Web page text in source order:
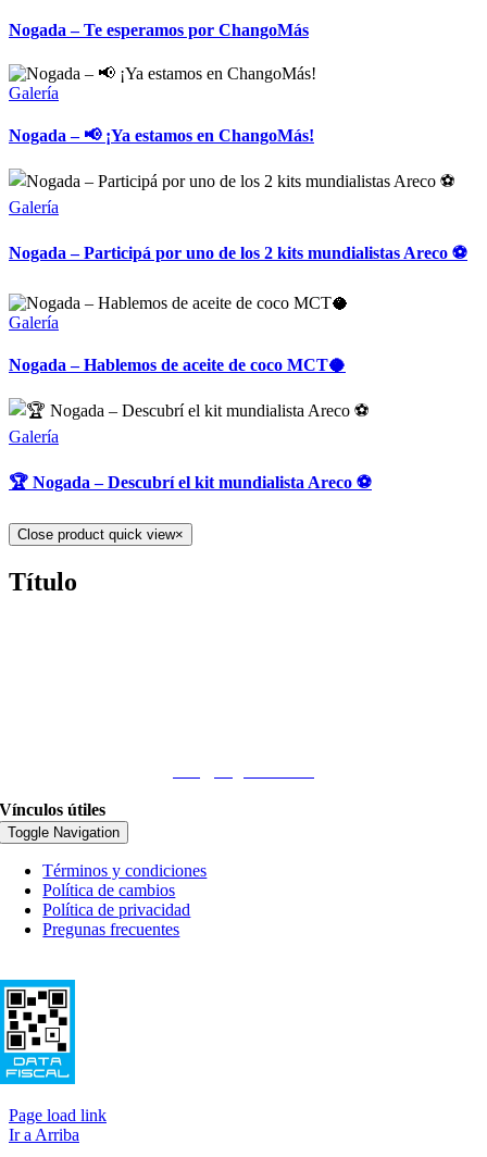
Nogada – Te esperamos por ChangoMás
Galería
Nogada – 📢 ¡Ya estamos en ChangoMás!
Galería
Nogada – Participá por uno de los 2 kits mundialistas Areco ⚽
Galería
Nogada – Hablemos de aceite de coco MCT🥥
Galería
🏆 Nogada – Descubrí el kit mundialista Areco ⚽
Close product quick view×
Título
Vínculos útiles
Toggle Navigation
Términos y condiciones
Política de cambios
Política de privacidad
Pregunas frecuentes
Page load link
Ir a Arriba